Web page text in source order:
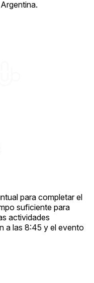
para completar el
suficiente para
actividades
a las 8:45 y el evento